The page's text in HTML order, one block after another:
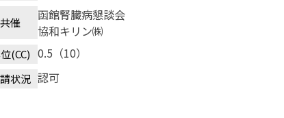
共催
函館腎臓病懇談会
協和キリン㈱
(CC) 0.5（10）
状況 認可